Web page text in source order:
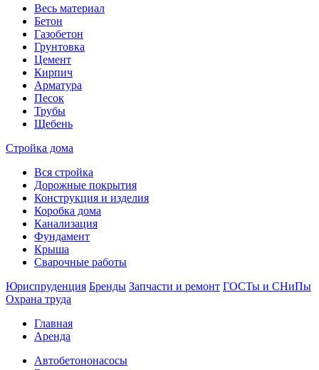
Весь материал
Бетон
Газобетон
Грунтовка
Цемент
Кирпич
Арматура
Песок
Трубы
Щебень
Стройка дома
Вся стройка
Дорожные покрытия
Конструкция и изделия
Коробка дома
Канализация
Фундамент
Крыша
Сварочные работы
Юриспруденция Бренды Запчасти и ремонт ГОСТы и СНиПы
Охрана труда
Главная
Аренда
Автобетононасосы